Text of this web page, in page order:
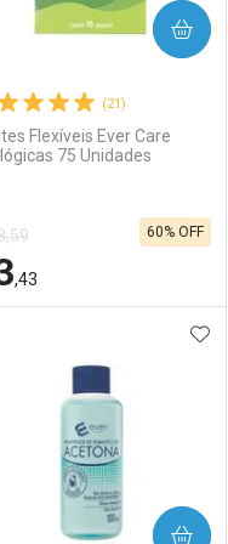
sem Desconto
R$ 2,87/cada
sem Desconto
R$ 2,87/cada
(21)
Flexíveis Ever Care
75 Unidades
,43
60% OFF
COMPRAR
Menos
AOS FAVORITOS
COMPRAR